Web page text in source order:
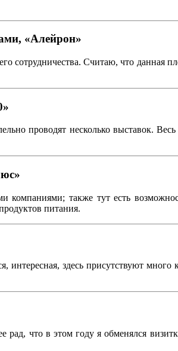
«Алейрон»
Считаю, что данная
проводят несколько выставок.
также тут есть
питания.
здесь присутствуют
что в этом году я обменялся